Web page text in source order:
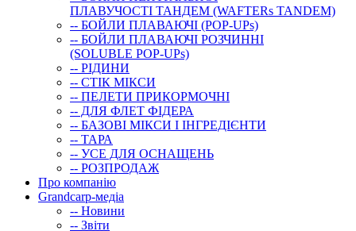
ПЛАВУЧОСТІ ТАНДЕМ (WAFTERs TANDEM)
-- БОЙЛИ ПЛАВАЮЧІ (POP-UPs)
-- БОЙЛИ ПЛАВАЮЧI РОЗЧИННI
(SOLUBLE POP-UPs)
-- РIДИНИ
-- СТIК МIКСИ
-- ПЕЛЕТИ ПРИКОРМОЧНІ
-- ДЛЯ ФЛЕТ ФІДЕРА
-- БАЗОВІ МІКСИ І ІНГРЕДІЄНТИ
-- ТАРА
-- УСЕ ДЛЯ ОСНАЩЕНЬ
-- РОЗПРОДАЖ
Про компанію
Grandcarp-медіа
-- Новини
-- Звіти